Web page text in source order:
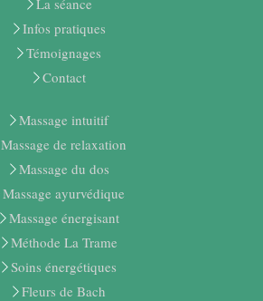
La séance
Infos pratiques
Témoignages
Contact
Massage intuitif
Massage de relaxation
Massage du dos
Massage ayurvédique
Massage énergisant
Méthode La Trame
Soins énergétiques
Fleurs de Bach